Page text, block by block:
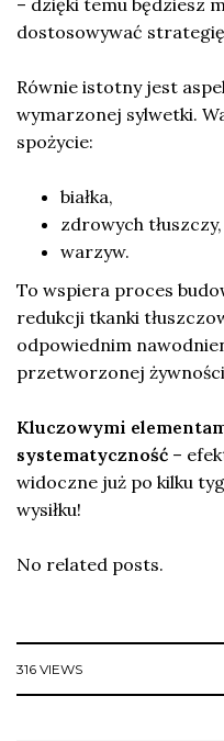
dostosowywać
Równie istotny jest
wymarzonej sylwetki.
spożycie:
białka,
zdrowych tłuszczy,
warzyw.
To wspiera proces
redukcji tkanki
odpowiednim
przetworzonej
Kluczowymi
systematyczność –
widoczne już po kilku
wysiłku!
No related posts.
316 VIEWS